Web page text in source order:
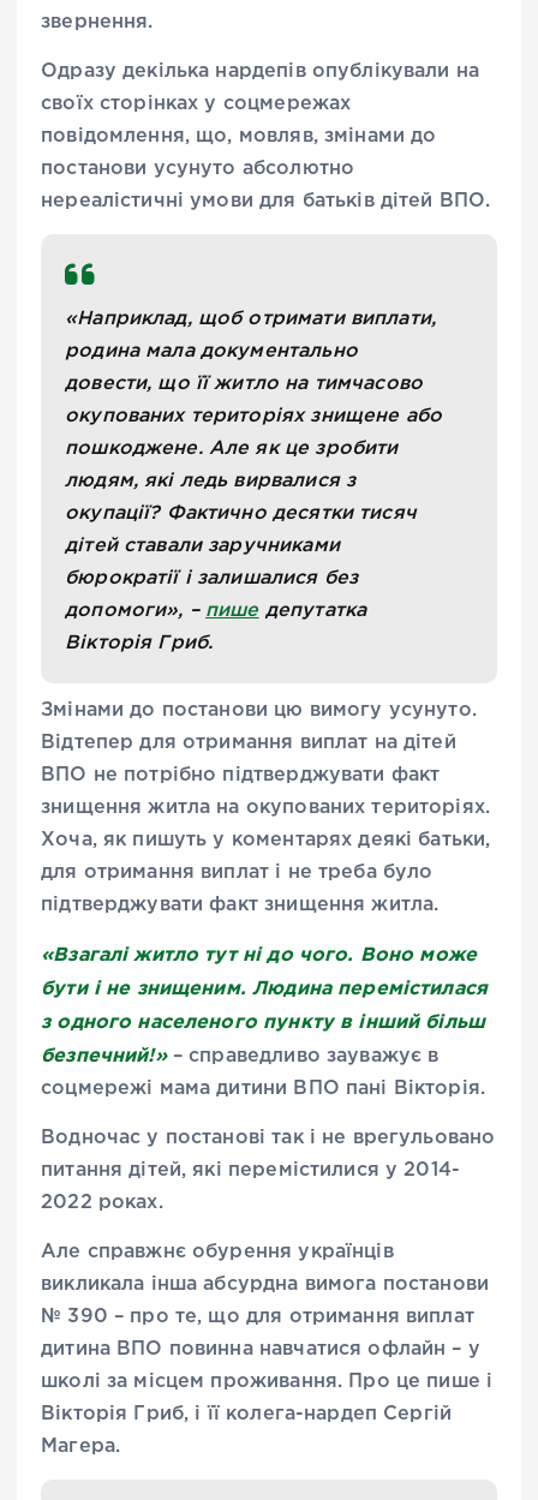
звернення.
Одразу декілька нардепів опублікували на
своїх сторінках у соцмережах
повідомлення, що, мовляв, змінами до
постанови усунуто абсолютно
нереалістичні умови для батьків дітей ВПО.
«Наприклад, щоб отримати виплати,
родина мала документально
довести, що її житло на тимчасово
окупованих територіях знищене або
пошкоджене. Але як це зробити
людям, які ледь вирвалися з
окупації? Фактично десятки тисяч
дітей ставали заручниками
бюрократії і залишалися без
допомоги», – пише депутатка
Вікторія Гриб.
Змінами до постанови цю вимогу усунуто.
Відтепер для отримання виплат на дітей
ВПО не потрібно підтверджувати факт
знищення житла на окупованих територіях.
Хоча, як пишуть у коментарях деякі батьки,
для отримання виплат і не треба було
підтверджувати факт знищення житла.
«Взагалі житло тут ні до чого. Воно може
бути і не знищеним. Людина перемістилася
з одного населеного пункту в інший більш
безпечний!» – справедливо зауважує в
соцмережі мама дитини ВПО пані Вікторія.
Водночас у постанові так і не врегульовано
питання дітей, які перемістилися у 2014-
2022 роках.
Але справжнє обурення українців
викликала інша абсурдна вимога постанови
№ 390 – про те, що для отримання виплат
дитина ВПО повинна навчатися офлайн – у
школі за місцем проживання. Про це пише і
Вікторія Гриб, і її колега-нардеп Сергій
Магера.